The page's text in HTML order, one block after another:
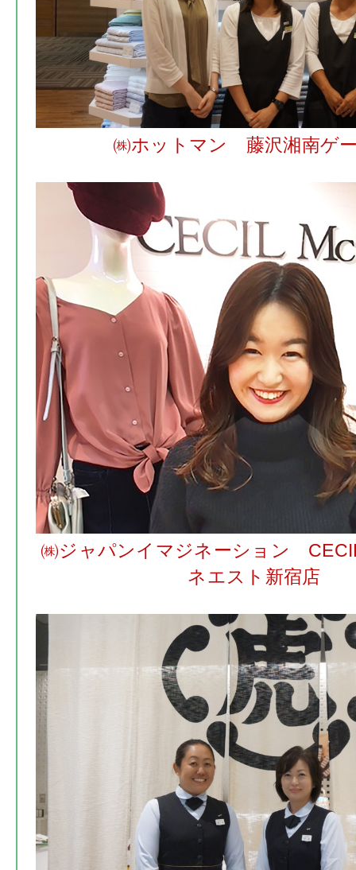
㈱ホットマン 藤沢湘南ゲ
㈱ジャパンイマジネーション
ネエスト新宿店